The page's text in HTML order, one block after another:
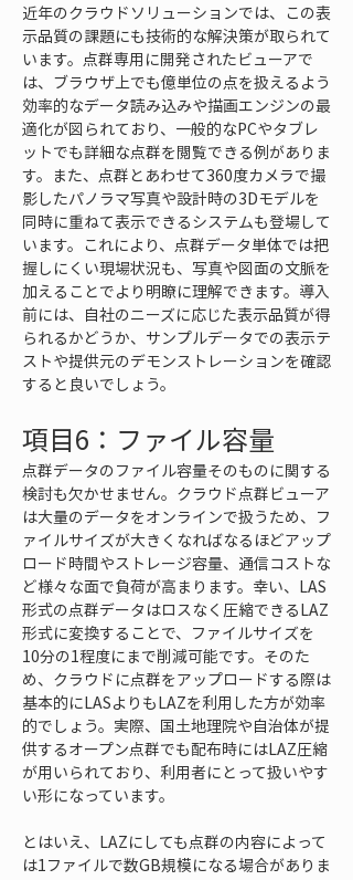
近年のクラウドソリューションでは、この表
示品質の課題にも技術的な解決策が取られて
います。点群専用に開発されたビューアで
は、ブラウザ上でも億単位の点を扱えるよう
効率的なデータ読み込みや描画エンジンの最
適化が図られており、一般的なPCやタブレ
ットでも詳細な点群を閲覧できる例がありま
す。また、点群とあわせて360度カメラで撮
影したパノラマ写真や設計時の3Dモデルを
同時に重ねて表示できるシステムも登場して
います。これにより、点群データ単体では把
握しにくい現場状況も、写真や図面の文脈を
加えることでより明瞭に理解できます。導入
前には、自社のニーズに応じた表示品質が得
られるかどうか、サンプルデータでの表示テ
ストや提供元のデモンストレーションを確認
すると良いでしょう。
項目6：ファイル容量
点群データのファイル容量そのものに関する
検討も欠かせません。クラウド点群ビューア
は大量のデータをオンラインで扱うため、フ
ァイルサイズが大きくなればなるほどアップ
ロード時間やストレージ容量、通信コストな
ど様々な面で負荷が高まります。幸い、LAS
形式の点群データはロスなく圧縮できるLAZ
形式に変換することで、ファイルサイズを
10分の1程度にまで削減可能です。そのた
め、クラウドに点群をアップロードする際は
基本的にLASよりもLAZを利用した方が効率
的でしょう。実際、国土地理院や自治体が提
供するオープン点群でも配布時にはLAZ圧縮
が用いられており、利用者にとって扱いやす
い形になっています。
とはいえ、LAZにしても点群の内容によって
は1ファイルで数GB規模になる場合がありま